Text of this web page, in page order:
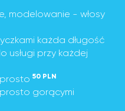
modelowanie - włosy
każda długość
usługi przy każdej
50 PLN
gorącymi